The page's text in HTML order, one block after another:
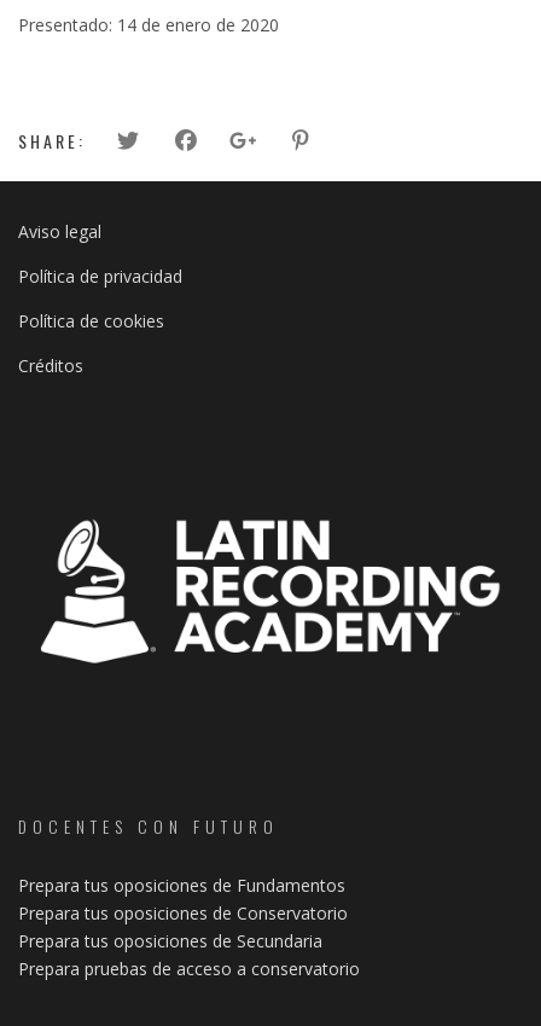
Presentado: 14 de enero de 2020
SHARE:
Aviso legal
Política de privacidad
Política de cookies
Créditos
DOCENTES CON FUTURO
Prepara tus oposiciones de Fundamentos
Prepara tus oposiciones de Conservatorio
Prepara tus oposiciones de Secundaria
Prepara pruebas de acceso a conservatorio